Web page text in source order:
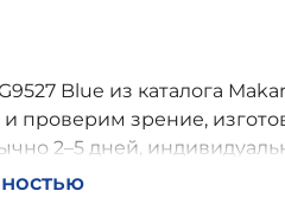
Blue из каталога
проверим зрение,
2–5 дней,
по России.